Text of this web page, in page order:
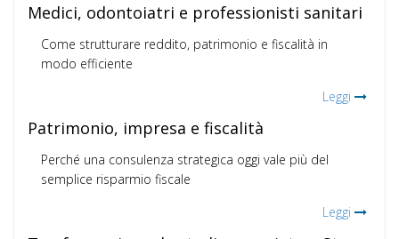
Medici, odontoiatri e professionisti sanitari
Come strutturare reddito, patrimonio e fiscalità in
modo efficiente
Leggi
Patrimonio, impresa e fiscalità
Perché una consulenza strategica oggi vale più del
semplice risparmio fiscale
Leggi